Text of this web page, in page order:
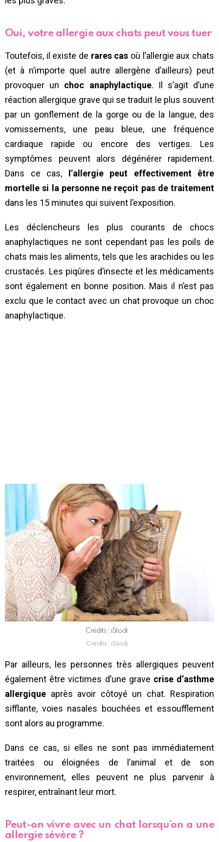
Oui, votre allergie aux chats peut vous tuer
Toutefois, il existe de rares cas où l’allergie aux chats
(et à n’importe quel autre allergène d’ailleurs) peut
provoquer un choc anaphylactique. Il s’agit d’une
réaction allergique grave qui se traduit le plus souvent
par un gonflement de la gorge ou de la langue, des
vomissements, une peau bleue, une fréquence
cardiaque rapide ou encore des vertiges. Les
symptômes peuvent alors dégénérer rapidement.
Dans ce cas,
l’allergie peut effectivement être
mortelle si la personne ne reçoit pas de traitement
dans les 15 minutes qui suivent l’exposition.
Les déclencheurs les plus courants de chocs
anaphylactiques ne sont cependant pas les poils de
chats mais les aliments, tels que les arachides ou les
crustacés. Les piqûres d’insecte et les médicaments
sont également en bonne position. Mais il n’est pas
exclu que le contact avec un chat provoque un choc
anaphylactique.
Crédits : iStock
Crédits : iStock
Par ailleurs, les personnes très allergiques peuvent
également être victimes d’une grave crise d’asthme
allergique après avoir côtoyé un chat. Respiration
sifflante, voies nasales bouchées et essoufflement
sont alors au programme.
Dans ce cas, si elles ne sont pas immédiatement
traitées ou éloignées de l’animal et de son
environnement, elles peuvent ne plus parvenir à
respirer, entraînant leur mort.
Peut-on vivre avec un chat lorsqu’on a une
allergie sévère ?